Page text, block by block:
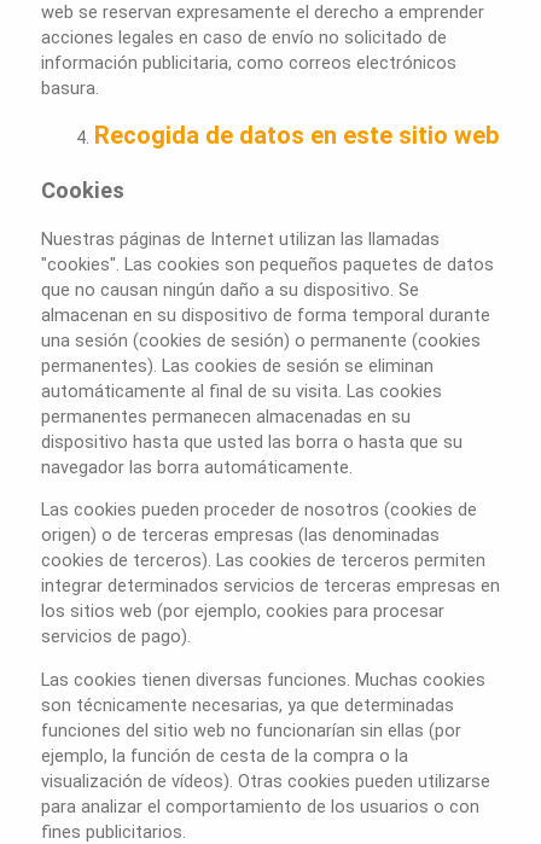
web se reservan expresamente el derecho a emprender
acciones legales en caso de envío no solicitado de
información publicitaria, como correos electrónicos
basura.
Recogida de datos en este sitio web
Cookies
Nuestras páginas de Internet utilizan las llamadas
"cookies". Las cookies son pequeños paquetes de datos
que no causan ningún daño a su dispositivo. Se
almacenan en su dispositivo de forma temporal durante
una sesión (cookies de sesión) o permanente (cookies
permanentes). Las cookies de sesión se eliminan
automáticamente al final de su visita. Las cookies
permanentes permanecen almacenadas en su
dispositivo hasta que usted las borra o hasta que su
navegador las borra automáticamente.
Las cookies pueden proceder de nosotros (cookies de
origen) o de terceras empresas (las denominadas
cookies de terceros). Las cookies de terceros permiten
integrar determinados servicios de terceras empresas en
los sitios web (por ejemplo, cookies para procesar
servicios de pago).
Las cookies tienen diversas funciones. Muchas cookies
son técnicamente necesarias, ya que determinadas
funciones del sitio web no funcionarían sin ellas (por
ejemplo, la función de cesta de la compra o la
visualización de vídeos). Otras cookies pueden utilizarse
para analizar el comportamiento de los usuarios o con
fines publicitarios.